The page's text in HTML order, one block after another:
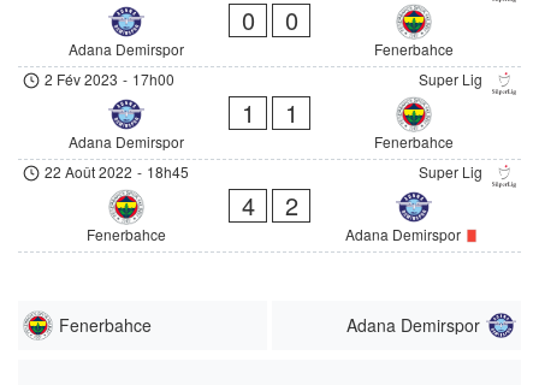
Adana Demirspor
0 0
Fenerbahce
Super Lig
2 Fév 2023 - 17h00
Adana Demirspor
1 1
Fenerbahce
Super Lig
22 Août 2022 - 18h45
Fenerbahce
4 2
Adana Demirspor
Fenerbahce Adana Demirspor